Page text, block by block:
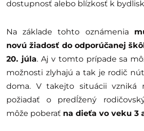
dostupnosť alebo blízkosť k
Na základe tohto oznámenia
novú žiadosť do odporúčanej
20. júla. Aj v tomto prípade sa
možnosti zlyhajú a tak je rodič
doma. V takejto situácii vzniká
požiadať o predĺžený
môže poberať na dieťa vo veku 3